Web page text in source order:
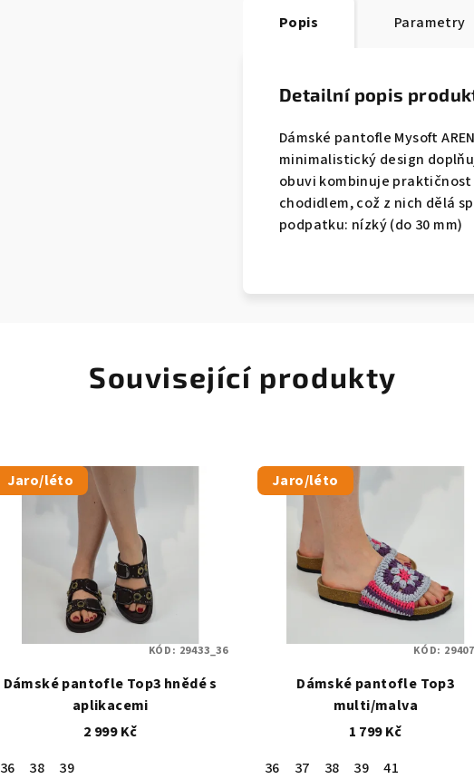
Popis Parametry
Detailní popis
Dámské pantofle Mysoft
minimalistický design
obuvi kombinuje
chodidlem, což z nich dělá
podpatku: nízký (do 30 mm)
Související produkty
Jaro/léto
Dámské pantofle Top3 hnědé s
aplikacemi
2 999 Kč
36
38
39
KÓD: 29433_36
Jaro/léto
Dámské pantofle Top3
multi/malva
1 799 Kč
36
37 38 39
41
KÓD: